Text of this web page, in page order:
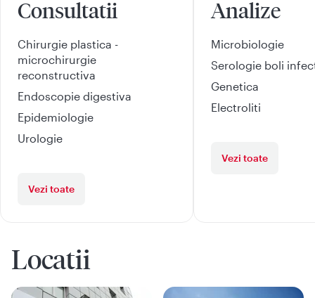
Consultatii
Chirurgie plastica -
microchirurgie
reconstructiva
Endoscopie digestiva
Epidemiologie
Urologie
Vezi toate
Analize
Microbiologie
Serologie boli
Genetica
Electroliti
Vezi toate
Locatii